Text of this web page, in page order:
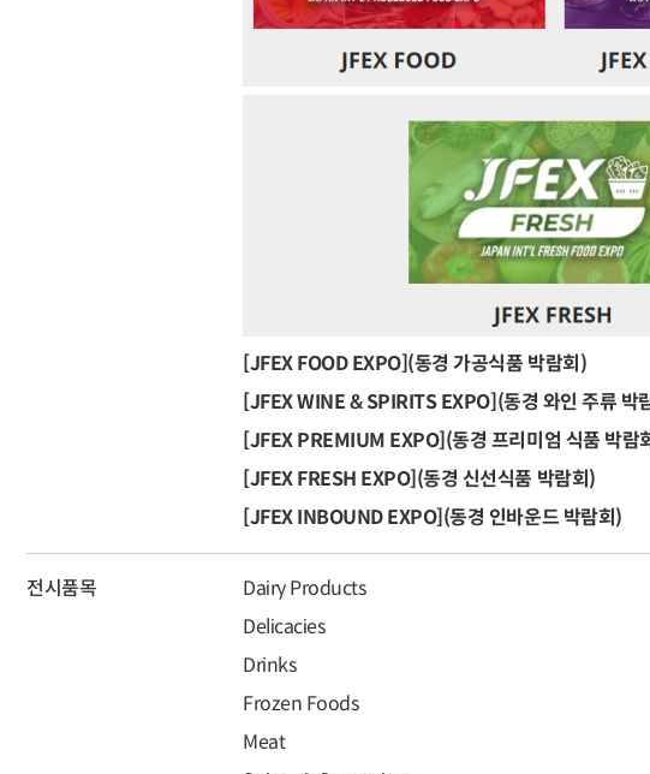
[JFEX FOOD EXPO](동경 가공식품 박람회)
[JFEX WINE & SPIRITS EXPO](동경 와인 주류 박
[JFEX PREMIUM EXPO](동경 프리미엄 식품 박람
[JFEX FRESH EXPO](동경 신선식품 박람회)
[JFEX INBOUND EXPO](동경 인바운드 박람회)
전시품목
Dairy Products
Delicacies
Drinks
Frozen Foods
Meat